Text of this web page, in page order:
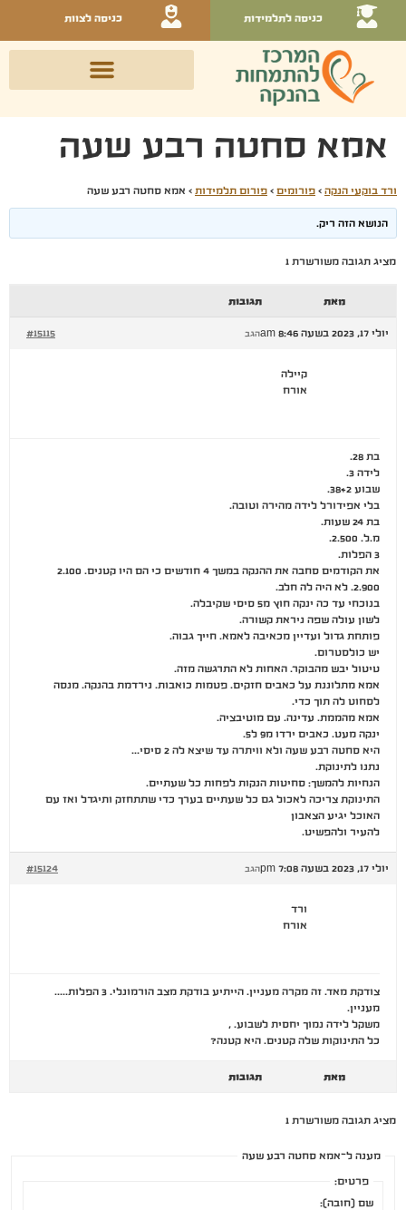
כניסה לתלמידות כניסה לצוות
אמא סחטה רבע שעה
ורד בוקעי הנקה › פורומים › פורום תלמידות › אמא סחטה רבע שעה
הנושא הזה ריק.
מציג תגובה משורשרת 1
מאת תגובות
יולי 17, 2023 בשעה 8:46 am #15115 הגב
קיילה
אורח
בת 28.
לידה 3.
שבוע 38+2.
בלי אפידורל לידה מהירה וטובה.
בת 24 שעות.
מ.ל. 2.500.
3 הפלות.
את הקודמים סחבה את ההנקה במשך 4 חודשים כי הם היו קטנים. 2.100
2.900. לא היה לה חלב.
בנוכחי עד כה ינקה חוץ מ5 סיסי שקיבלה.
לשון עולה שפה ניראת קשורה.
פותחת גדול ועדיין מכאיבה לאמא. חייך גבוה.
יש כולסטרום.
טיטול יבש מהבוקר. האחות לא התרגשה מזה.
אמא מתלוננת על כאבים חזקים. פטמות כואבות. נירדמת בהנקה. מנסה
לסחוט לה תוך כדי.
אמא מהממת. עדינה. עם מוטיבציה.
ינקה מעט. כאבים ירדו מ9 ל5.
היא סחטה רבע שעה ולא וויתרה עד שיצא לה 2 סיסי…
נתנו לתינוקת.
הנחיות להמשך: סחיטות הנקות לפחות כל שעתיים.
התינוקת צריכה לאכול גם כל שעתיים בערך כדי שתתחזק ותיגדל ואז עם
האוכל יגיע הצאבון
להעיר ולהפשיט.
יולי 17, 2023 בשעה 7:08 pm #15124 הגב
ורד
אורח
צודקת מאד. זה מקרה מעניין. הייתיע בודקת מצב הורמונלי. 3 הפלות…..
מעניין.
משקל לידה נמוך יחסית לשבוע. ,
כל התינוקות שלה קטנים. היא קטנה?
מאת תגובות
מציג תגובה משורשרת 1
מענה ל־אמא סחטה רבע שעה
פרטים:
שם (חובה):